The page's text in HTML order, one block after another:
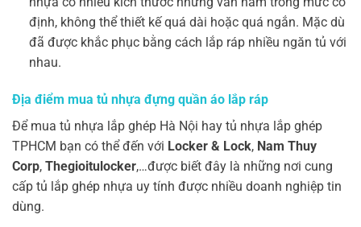
định, không thể thiết kế quá dài hoặc quá ngắn. Mặc dù
đã được khắc phục bằng cách lắp ráp nhiều ngăn tủ với
nhau.
Địa điểm mua tủ nhựa đựng quần áo lắp ráp
Để mua tủ nhựa lắp ghép Hà Nội hay tủ nhựa lắp ghép
TPHCM bạn có thể đến với Locker & Lock, Nam Thuy
Corp, Thegioitulocker,…được biết đây là những nơi cung
cấp tủ lắp ghép nhựa uy tính được nhiều doanh nghiệp tin
dùng.